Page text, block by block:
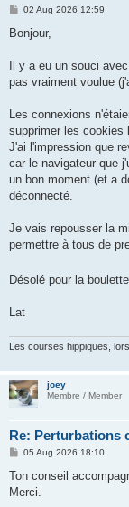
P
s
02 Aug 2026 12:59
Bonjour,
Il y a eu un souci
pas vraiment voulue
Les connexions
supprimer les cookies
J'ai l'impression que
car le navigateur que
un bon moment (et a
déconnecté.
Je vais repousser la
permettre à tous de
Désolé pour la boulette
Lat
Les courses hippiques,
joey
Membre / Member
Re: Perturbations
P
s
05 Aug 2026 18:10
Ton conseil
Merci.